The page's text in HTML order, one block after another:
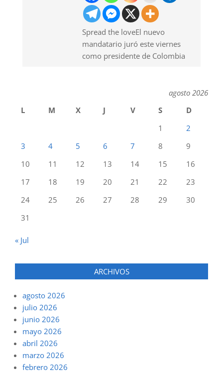
Spread the loveEl nuevo
mandatario juró este viernes
como presidente de Colombia
agosto 2026
L
M X J V S
D
1
2
3
4 5 6 7 8
9
10
11 12 13 14 15
16
17
18 19 20 21 22
23
24
25 26 27 28 29
30
31
« Jul
ARCHIVOS
agosto 2026
julio 2026
junio 2026
mayo 2026
abril 2026
marzo 2026
febrero 2026